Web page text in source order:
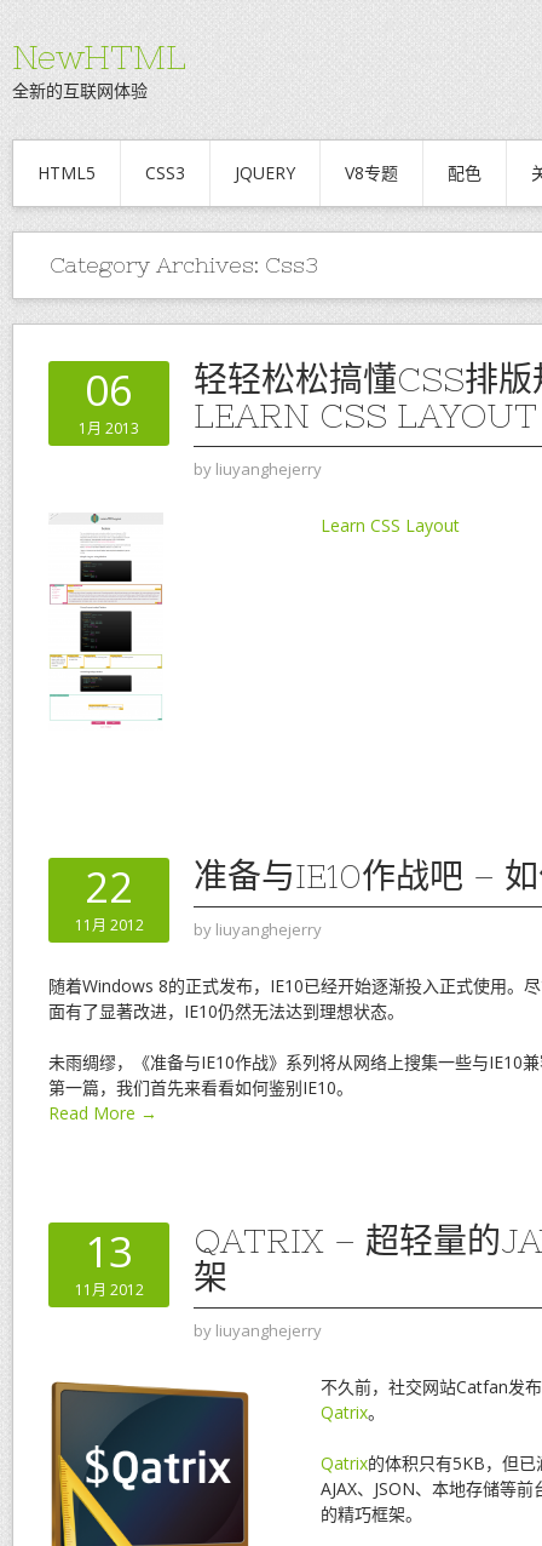
NewHTML
全新的互联网体验
HTML5 CSS3 JQUERY V8专题 配色
Category Archives: Css3
06
1月 2013
轻轻松松搞懂CSS排
LEARN CSS LAYOUT
by liuyanghejerry
Learn CSS Layout
22
11月 2012
准备与IE10作战吧 –
by liuyanghejerry
随着Windows 8的正式发布，IE10已经开始逐渐投入正式使用。
面有了显著改进，IE10仍然无法达到理想状态。
未雨绸缪，《准备与IE10作战》系列将从网络上搜集一些与IE10
第一篇，我们首先来看看如何鉴别IE10。
Read More →
13
11月 2012
QATRIX – 超轻量的
架
by liuyanghejerry
不久前，社交网站Catfan发
Qatrix。
Qatrix的体积只有5KB，但
AJAX、JSON、本地存储等
的精巧框架。